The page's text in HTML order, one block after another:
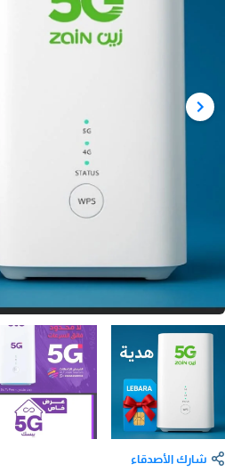
شارك الأصدقاء